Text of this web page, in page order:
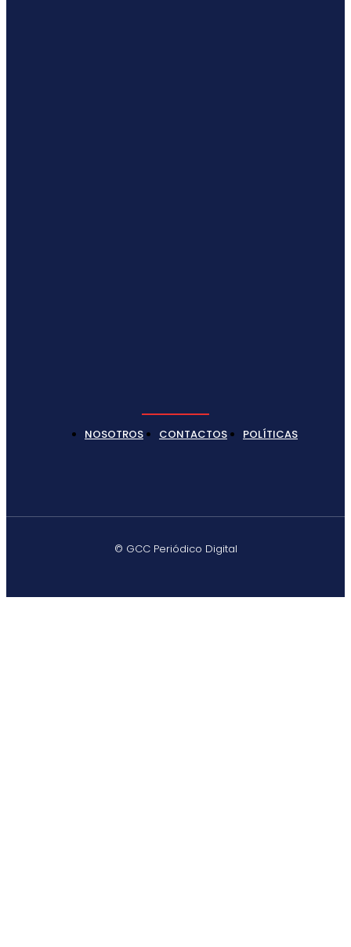
NOSOTROS CONTACTOS POLÍTICAS
© GCC Periódico Digital